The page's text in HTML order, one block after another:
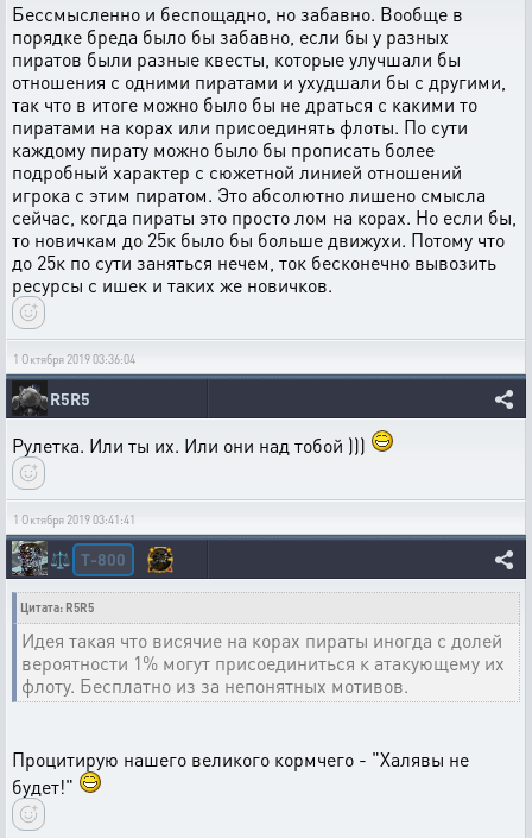
Бессмысленно и беспощадно, но забавно. Вообще в
порядке бреда было бы забавно, если бы у разных
пиратов были разные квесты, которые улучшали бы
отношения с одними пиратами и ухудшали бы с другими,
так что в итоге можно было бы не драться с какими то
пиратами на корах или присоединять флоты. По сути
каждому пирату можно было бы прописать более
подробный характер с сюжетной линией отношений
игрока с этим пиратом. Это абсолютно лишено смысла
сейчас, когда пираты это просто лом на корах. Но если бы,
то новичкам до 25к было бы больше движухи. Потому что
до 25к по сути заняться нечем, ток бесконечно вывозить
ресурсы с ишек и таких же новичков.
1 Октября 2019 03:36:04
R5R5
Рулетка. Или ты их. Или они над тобой )))
1 Октября 2019 03:41:41
⚖️ T-800
Цитата: R5R5
Идея такая что висячие на корах пираты иногда с долей
вероятности 1% могут присоединиться к атакующему их
флоту. Бесплатно из за непонятных мотивов.
Процитирую нашего великого кормчего - "Халявы не
будет!"